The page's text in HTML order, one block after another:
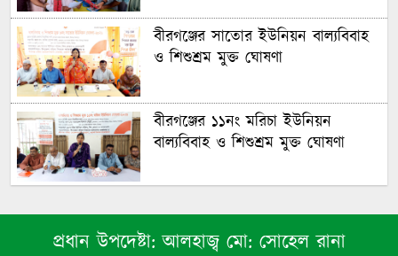
বীরগঞ্জের সাতোর ইউনিয়ন বাল্যবিবাহ
ও শিশুশ্রম মুক্ত ঘোষণা
বীরগঞ্জের ১১নং মরিচা ইউনিয়ন
বাল্যবিবাহ ও শিশুশ্রম মুক্ত ঘোষণা
অভিযোগ, ঘর নির্মাণ নিয়ে দুই পক্ষের
পাল্টাপাল্টি দাবি
প্রধান উপদেষ্টা:আলহাজ্ব মো: সোহেল রানা